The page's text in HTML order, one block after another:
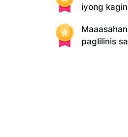
iyong
paglilinis